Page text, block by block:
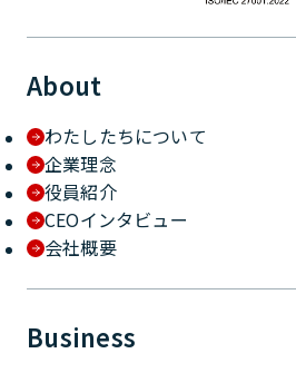
About
わたしたちについて
企業理念
役員紹介
CEOインタビュー
会社概要
Business